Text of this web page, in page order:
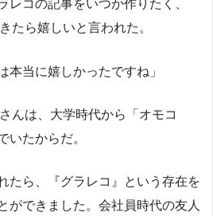
レコの記事をいつか作りたく、
たら嬉しいと言われた。
本当に嬉しかったですね」
んは、大学時代から「オモコ
いたからだ。
たら、『グラレコ』という存在を
ができました。会社員時代の友人